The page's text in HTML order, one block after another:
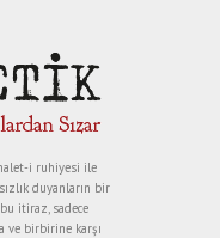
halet-i ruhiyesi ile
duyanların bir
itiraz, sadece
ve birbirine karşı